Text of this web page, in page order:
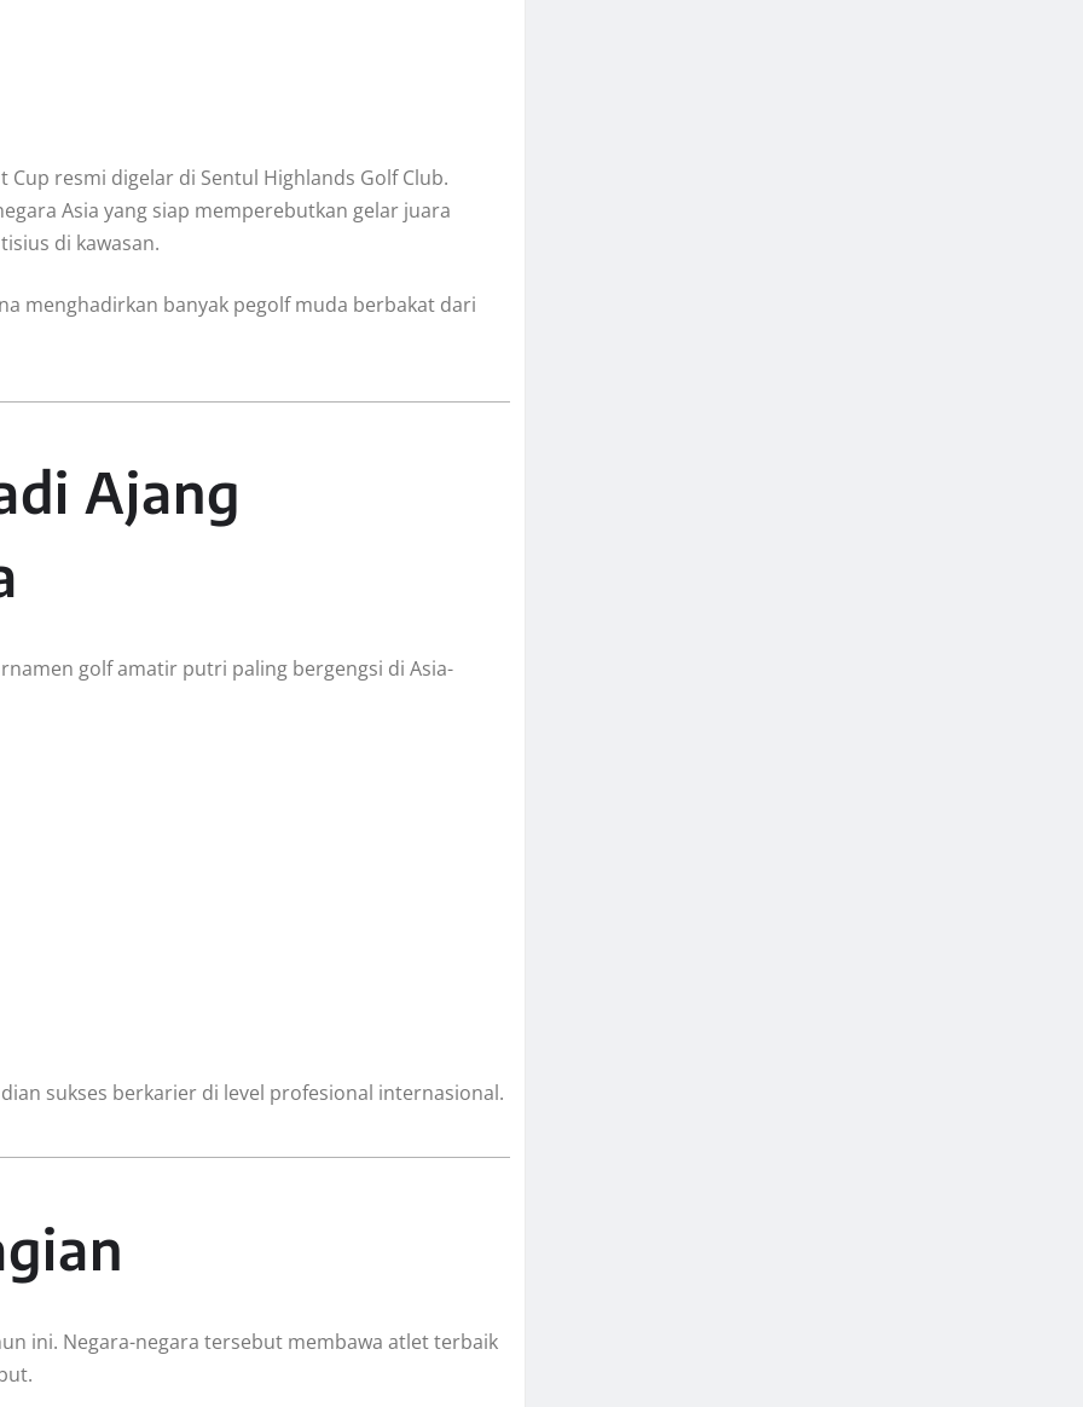
resmi digelar di Sentul Highlands Golf Club.
Asia yang siap memperebutkan gelar juara
di kawasan.
menghadirkan banyak pegolf muda berbakat dari
Ajang
golf amatir putri paling bergengsi di Asia-
sukses berkarier di level profesional internasional.
ini. Negara-negara tersebut membawa atlet terbaik